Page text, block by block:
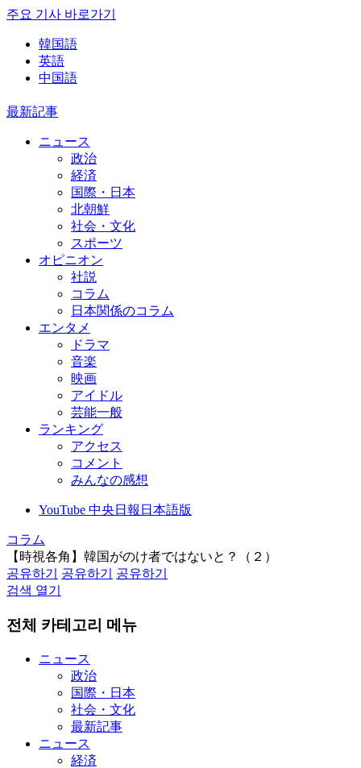
주요 기사 바로가기
韓国語
英語
中国語
最新記事
ニュース
政治
経済
国際・日本
北朝鮮
社会・文化
スポーツ
オピニオン
社説
コラム
日本関係のコラム
エンタメ
ドラマ
音楽
映画
アイドル
芸能一般
ランキング
アクセス
コメント
みんなの感想
YouTube 中央日報日本語版
コラム
【時視各角】韓国がのけ者ではないと？（２）
공유하기
공유하기
공유하기
검색 열기
전체 카테고리 메뉴
ニュース
政治
国際・日本
社会・文化
最新記事
ニュース
経済